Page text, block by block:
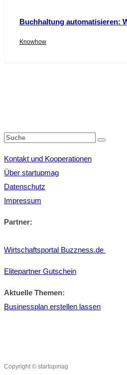
Buchhaltung automatisieren:
Knowhow
Kontakt und Kooperationen
Über startupmag
Datenschutz
Impressum
Partner:
Wirtschaftsportal Buzzness.de
Elitepartner Gutschein
Aktuelle Themen:
Businessplan erstellen lassen
Copyright © startupmag